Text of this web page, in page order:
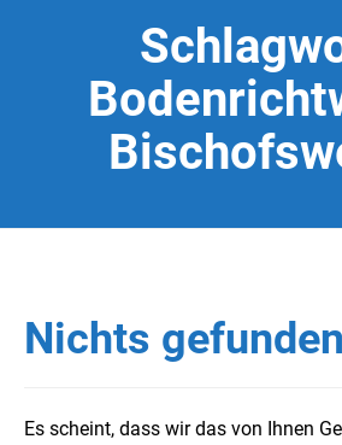
Nichts gefunden
Es scheint, dass wir das von Ihnen